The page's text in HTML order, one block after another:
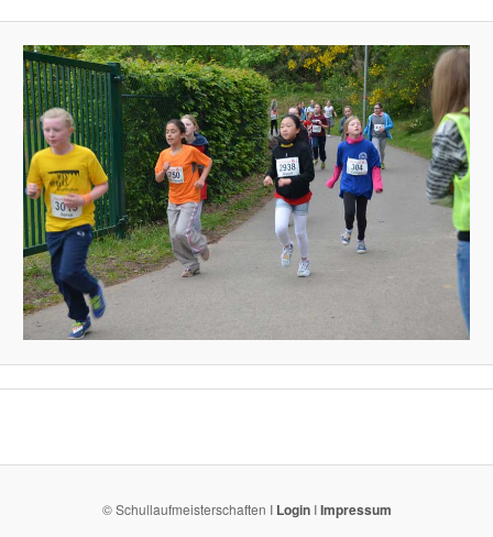
© Schullaufmeisterschaften I LoginIImpressum